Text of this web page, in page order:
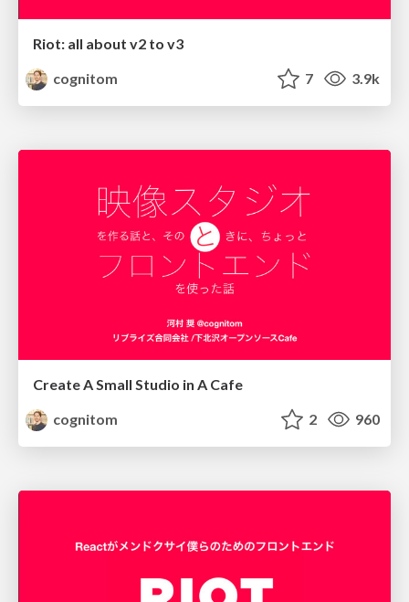
Riot: all about v2 to v3
cognitom
7 3.9k
Create A Small Studio in A Cafe
cognitom
2 960